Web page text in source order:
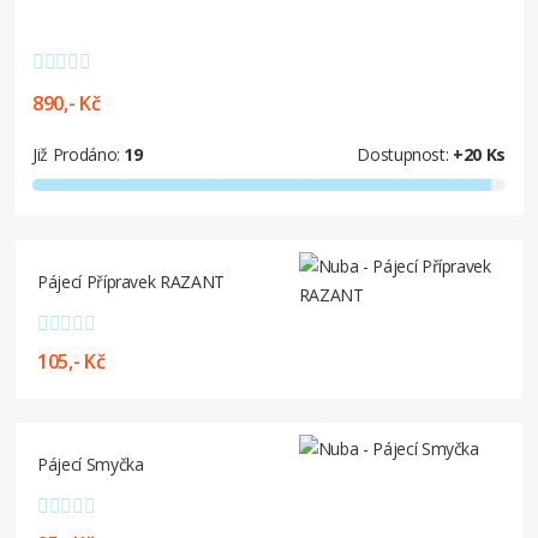
890,- Kč
Již Prodáno: 19 Dostupnost: +20 Ks
Pájecí Přípravek RAZANT
105,- Kč
Pájecí Smyčka